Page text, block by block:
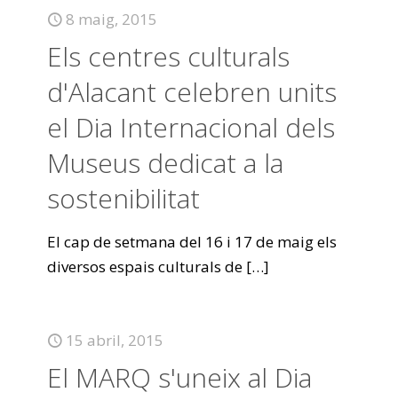
8 maig, 2015
Els centres culturals
d'Alacant celebren units
el Dia Internacional dels
Museus dedicat a la
sostenibilitat
El cap de setmana del 16 i 17 de maig els
diversos espais culturals de […]
15 abril, 2015
El MARQ s'uneix al Dia